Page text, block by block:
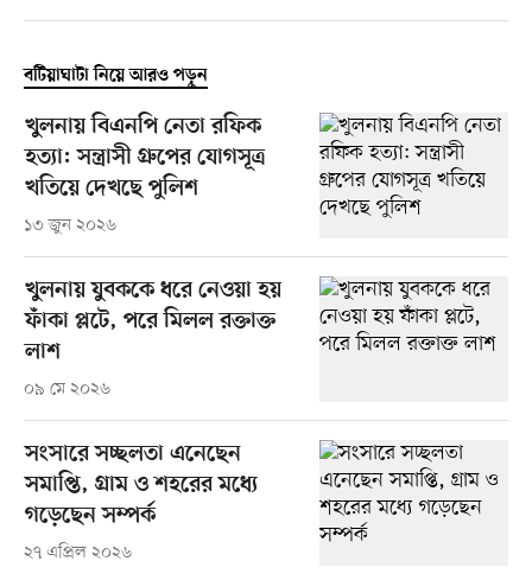
বটিয়াঘাটা নিয়ে আরও পড়ুন
খুলনায় বিএনপি নেতা রফিক
হত্যা: সন্ত্রাসী গ্রুপের যোগসূত্র
খতিয়ে দেখছে পুলিশ
১৩ জুন ২০২৬
খুলনায় যুবককে ধরে নেওয়া হয়
ফাঁকা প্লটে, পরে মিলল রক্তাক্ত
লাশ
০৯ মে ২০২৬
সংসারে সচ্ছলতা এনেছেন
সমাপ্তি, গ্রাম ও শহরের মধ্যে
গড়েছেন সম্পর্ক
২৭ এপ্রিল ২০২৬